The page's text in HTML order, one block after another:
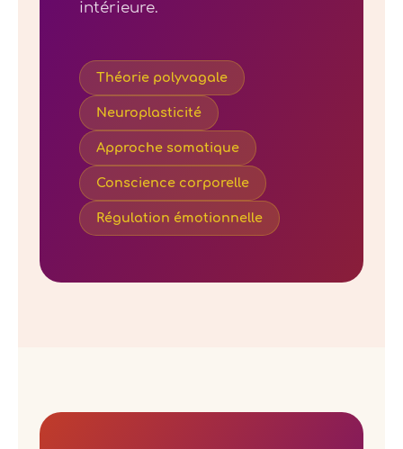
intérieure.
Théorie polyvagale
Neuroplasticité
Approche somatique
Conscience corporelle
Régulation émotionnelle